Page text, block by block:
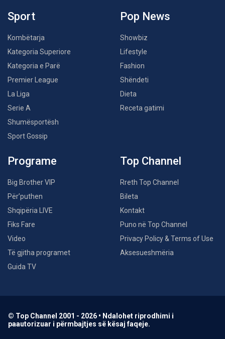
Sport
Kombëtarja
Kategoria Superiore
Kategoria e Parë
Premier League
La Liga
Serie A
Shumësportësh
Sport Gossip
Pop News
Showbiz
Lifestyle
Fashion
Shëndeti
Dieta
Receta gatimi
Programe
Big Brother VIP
Për’puthen
Shqipëria LIVE
Fiks Fare
Video
Të gjitha programet
Guida TV
Top Channel
Rreth Top Channel
Bileta
Kontakt
Puno në Top Channel
Privacy Policy & Terms of Use
Aksesueshmëria
© Top Channel 2001 - 2026 • Ndalohet riprodhimi i
paautorizuar i përmbajtjes së kësaj faqeje.